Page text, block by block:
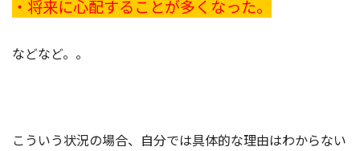
・将来に心配することが多くなった。
などなど。。
こういう状況の場合、自分では具体的な理由はわからない